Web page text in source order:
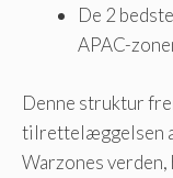
De 2
APAC-
Denne struktur
tilrettelæggelsen
Warzones